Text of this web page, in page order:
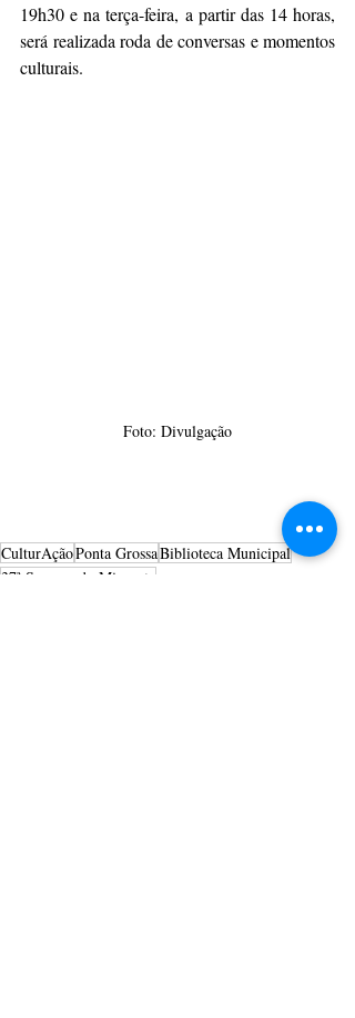
19h30 e na terça-feira, a partir das 14 horas,
será realizada roda de conversas e momentos
culturais.
Foto: Divulgação
CulturAçãoPonta GrossaBiblioteca Municipal
37ª Semana do Migrante